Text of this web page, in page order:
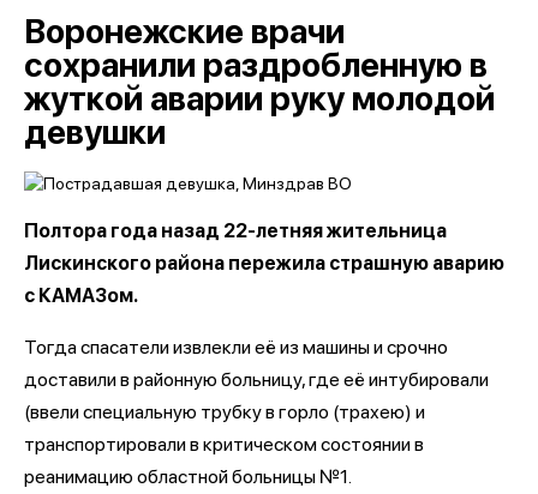
Воронежские врачи
сохранили раздробленную в
жуткой аварии руку молодой
девушки
Полтора года назад 22-летняя жительница
Лискинского района пережила страшную аварию
с КАМАЗом.
Тогда спасатели извлекли её из машины и срочно
доставили в районную больницу, где её интубировали
(ввели специальную трубку в горло (трахею) и
транспортировали в критическом состоянии в
реанимацию областной больницы №1.